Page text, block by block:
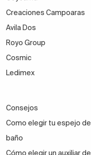
Creaciones Campoaras
Avila Dos
Royo Group
Cosmic
Ledimex
Consejos
Como elegir tu espejo de
baño
Cómo elegir un auxiliar de